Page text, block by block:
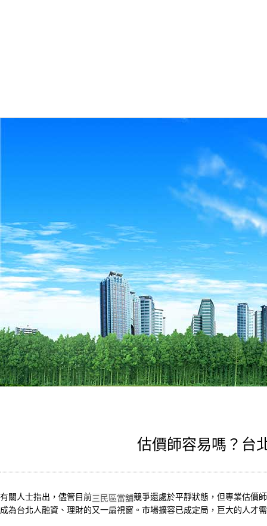
估價師容易嗎？台
有關人士指出，儘管目前三民區當舖競爭還處於平靜狀態，但專業估價
成為台北人融資、理財的又一扇視窗。市場擴容已成定局，巨大的人才